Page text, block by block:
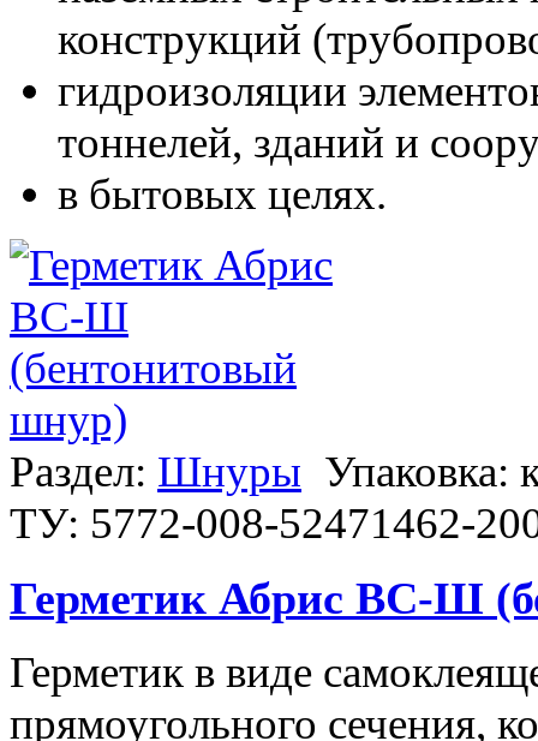
конструкций
гидроизоляции
тоннелей, зданий и
в бытовых целях.
Раздел: Шнуры Упаковка:
ТУ: 5772-008-52471462-
Герметик Абрис ВС-Ш
Герметик в виде
прямоугольного сечения,